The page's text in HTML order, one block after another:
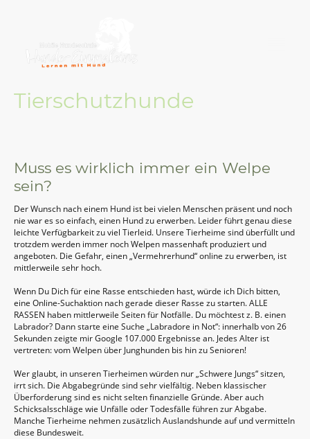
Tierschutzhunde
Der Wunsch nach einem Hund ist bei vielen Menschen präsent und noch
nie war es so einfach, einen Hund zu erwerben. Leider führt genau diese
leichte Verfügbarkeit zu viel Tierleid. Unsere Tierheime sind überfüllt und
trotzdem werden immer noch Welpen massenhaft produziert und
angeboten. Die Gefahr, einen „Vermehrerhund“ online zu erwerben, ist
mittlerweile sehr hoch.
Wenn Du Dich für eine Rasse entschieden hast, würde ich Dich bitten,
eine Online-Suchaktion nach gerade dieser Rasse zu starten. ALLE
RASSEN haben mittlerweile Seiten für Notfälle. Du möchtest z. B. einen
Labrador? Dann starte eine Suche „Labradore in Not“: innerhalb von 26
Sekunden zeigte mir Google 107.000 Ergebnisse an. Jedes Alter ist
vertreten: vom Welpen über Junghunden bis hin zu Senioren!
Wer glaubt, in unseren Tierheimen würden nur „Schwere Jungs“ sitzen,
irrt sich. Die Abgabegründe sind sehr vielfältig. Neben klassischer
Überforderung sind es nicht selten finanzielle Gründe. Aber auch
Schicksalsschläge wie Unfälle oder Todesfälle führen zur Abgabe.
Manche Tierheime nehmen zusätzlich Auslandshunde auf und vermitteln
diese Bundesweit.
Muss es wirklich immer ein Welpe
sein?